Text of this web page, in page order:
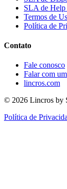
SLA de Help
Termos de
Política de
Contato
Fale conosco
Falar com
lincros.com
© 2026 Lincros by
Política de